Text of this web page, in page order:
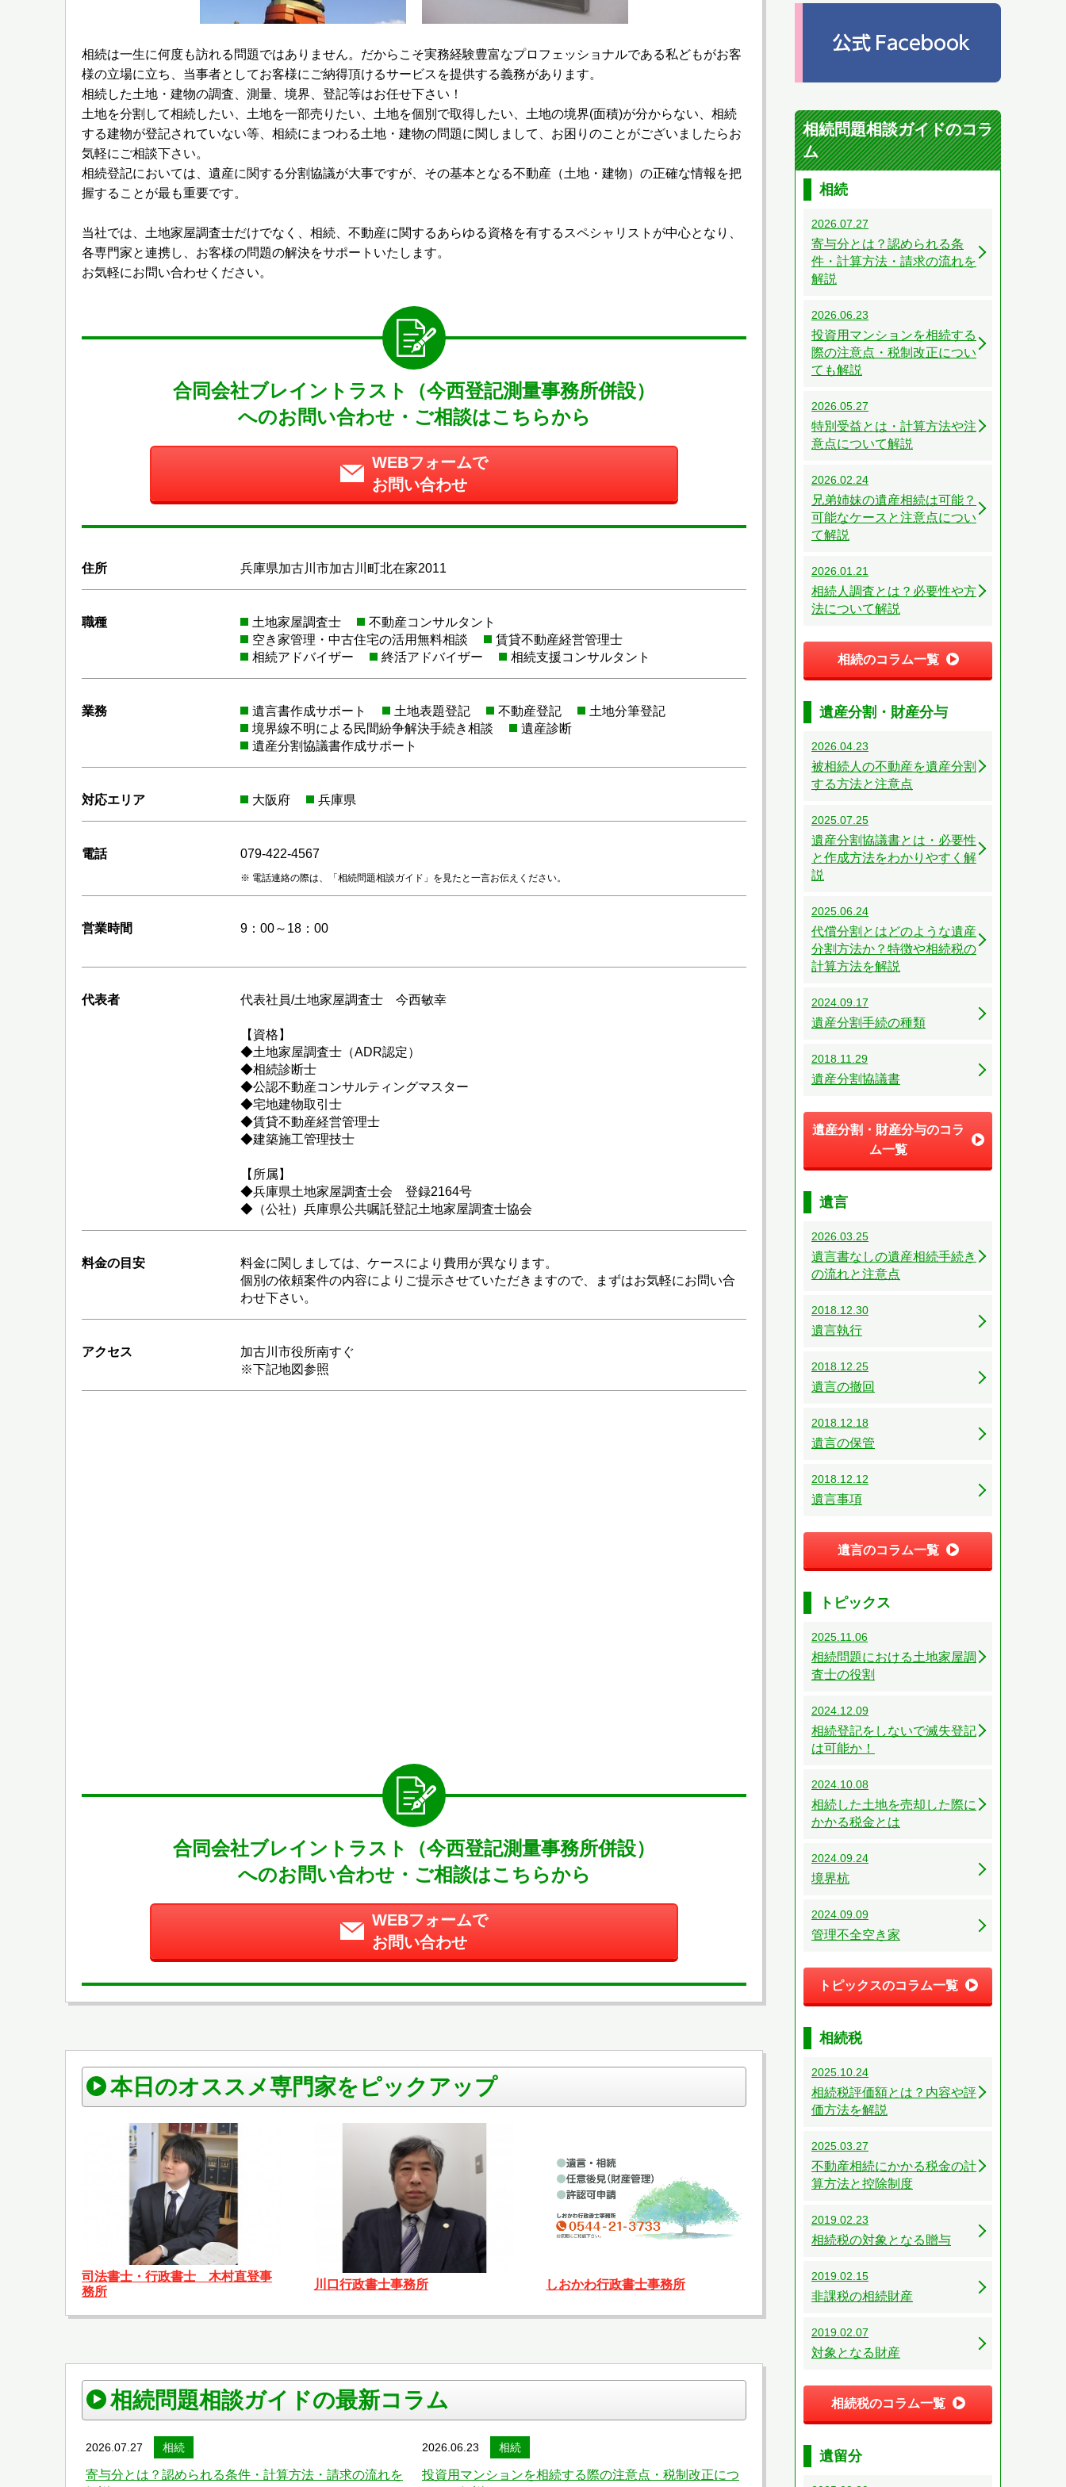
相続は一生に何度も訪れる問題ではありません。だからこそ実務経験豊富なプロフェッショナルである私どもがお客
様の立場に立ち、当事者としてお客様にご納得頂けるサービスを提供する義務があります。
相続した土地・建物の調査、測量、境界、登記等はお任せ下さい！
土地を分割して相続したい、土地を一部売りたい、土地を個別で取得したい、土地の境界(面積)が分からない、相続
する建物が登記されていない等、相続にまつわる土地・建物の問題に関しまして、お困りのことがございましたらお
気軽にご相談下さい。
相続登記においては、遺産に関する分割協議が大事ですが、その基本となる不動産（土地・建物）の正確な情報を把
握することが最も重要です。
当社では、土地家屋調査士だけでなく、相続、不動産に関するあらゆる資格を有するスペシャリストが中心となり、
各専門家と連携し、お客様の問題の解決をサポートいたします。
お気軽にお問い合わせください。
合同会社ブレイントラスト（今西登記測量事務所併設）
へのお問い合わせ・ご相談はこちらから
WEBフォームで
お問い合わせ
住所 兵庫県加古川市加古川町北在家2011
職種 土地家屋調査士
不動産コンサルタント
空き家管理・中古住宅の活用無料相談
賃貸不動産経営管理士
相続アドバイザー
終活アドバイザー 相続支援コンサルタント
業務 遺言書作成サポート 土地表題登記 不動産登記
土地分筆登記
境界線不明による民間紛争解決手続き相談
遺産診断
遺産分割協議書作成サポート
対応エリア 大阪府 兵庫県
電話 079-422-4567
電話連絡の際は、「相続問題相談ガイド」を見たと一言お伝えください。
営業時間 9：00～18：00
代表者 代表社員/土地家屋調査士 今西敏幸
【資格】
◆土地家屋調査士（ADR認定）
◆相続診断士
◆公認不動産コンサルティングマスター
◆宅地建物取引士
◆賃貸不動産経営管理士
◆建築施工管理技士
【所属】
◆兵庫県土地家屋調査士会 登録2164号
◆（公社）兵庫県公共嘱託登記土地家屋調査士協会
料金の目安
料金に関しましては、ケースにより費用が異なります。
個別の依頼案件の内容によりご提示させていただきますので、まずはお気軽にお問い合
わせ下さい。
アクセス
加古川市役所南すぐ
※下記地図参照
合同会社ブレイントラスト（今西登記測量事務所併設）
へのお問い合わせ・ご相談はこちらから
WEBフォームで
お問い合わせ
本日のオススメ専門家をピックアップ
司法書士・行政書士 木村直登事
務所
川口行政書士事務所 しおかわ行政書士事務所
相続問題相談ガイドの最新コラム
2026.07.27 相続
寄与分とは？認められる条件・計算方法・請求の流れを
2026.06.23 相続
投資用マンションを相続する際の注意点・税制改正につ
相続問題相談ガイドのコラ
ム
相続
2026.07.27
寄与分とは？認められる条
件・計算方法・請求の流れを
解説
2026.06.23
投資用マンションを相続する
際の注意点・税制改正につい
ても解説
2026.05.27
特別受益とは・計算方法や注
意点について解説
2026.02.24
兄弟姉妹の遺産相続は可能？
可能なケースと注意点につい
て解説
2026.01.21
相続人調査とは？必要性や方
法について解説
相続のコラム一覧
遺産分割・財産分与
2026.04.23
被相続人の不動産を遺産分割
する方法と注意点
2025.07.25
遺産分割協議書とは・必要性
と作成方法をわかりやすく解
説
2025.06.24
代償分割とはどのような遺産
分割方法か？特徴や相続税の
計算方法を解説
2024.09.17
遺産分割手続の種類
2018.11.29
遺産分割協議書
遺産分割・財産分与のコラ
ム一覧
遺言
2026.03.25
遺言書なしの遺産相続手続き
の流れと注意点
2018.12.30
遺言執行
2018.12.25
遺言の撤回
2018.12.18
遺言の保管
2018.12.12
遺言事項
遺言のコラム一覧
トピックス
2025.11.06
相続問題における土地家屋調
査士の役割
2024.12.09
相続登記をしないで滅失登記
は可能か！
2024.10.08
相続した土地を売却した際に
かかる税金とは
2024.09.24
境界杭
2024.09.09
管理不全空き家
トピックスのコラム一覧
相続税
2025.10.24
相続税評価額とは？内容や評
価方法を解説
2025.03.27
不動産相続にかかる税金の計
算方法と控除制度
2019.02.23
相続税の対象となる贈与
2019.02.15
非課税の相続財産
2019.02.07
対象となる財産
相続税のコラム一覧
遺留分